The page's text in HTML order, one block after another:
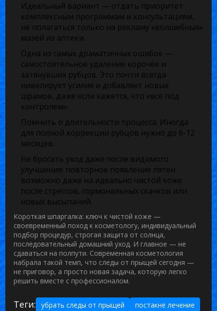
Идеальный вариант — отдать приоритет
комплексным программам и консультациям,
не полагаться только на рекламу «волшебных»
мазей из аптеки.
Одна из самых драматичных ошибок —
самостоятельное удаление корочек и
затянувших рубцов. Это почти всегда
нивелирует усилия и добавляет новых
шрамов, даже если кажется, что «всё под
контролем».
Помнить о длительности процесса. Иногда
для полной коррекции рубцов нужно до 6-12
месяцев.
Не бросать уход даже после видимого
улучшения: повторное появление пятен
возможно даже на идеально чистой коже
после стрессов, гормональных скачков или
новых высыпаний.
Короткая шпаргалка: ключ к чистой коже —
своевременный поход к косметологу, индивидуальный
подбор процедур, строгая защита от солнца,
последовательный домашний уход. И главное — не
сдаваться на полпути. Современная косметология
набрала такой темп, что следы от прыщей сегодня —
не приговор, а просто новая задача, которую легко
решить вместе с профессионалом.
Теги: убрать следы от прыщей
постакне лечение